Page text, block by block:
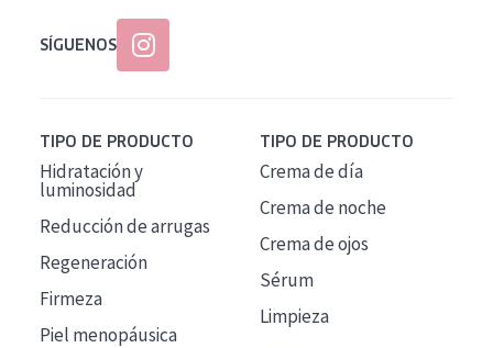
SÍGUENOS
TIPO DE PRODUCTO
Hidratación y
luminosidad
Reducción de arrugas
Regeneración
Firmeza
Piel menopáusica
TIPO DE PRODUCTO
Crema de día
Crema de noche
Crema de ojos
Sérum
Limpieza